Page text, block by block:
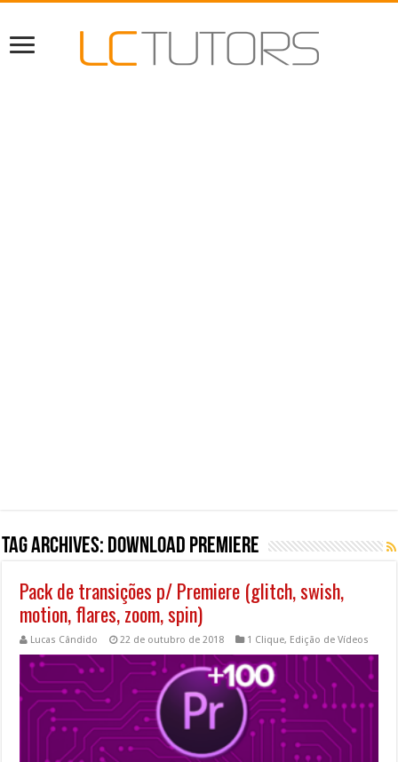
Tag Archives: download premiere
Pack de transições p/ Premiere (glitch, swish,
motion, flares, zoom, spin)
Lucas Cândido 22 de outubro de 2018 1 Clique, Edição de Vídeos